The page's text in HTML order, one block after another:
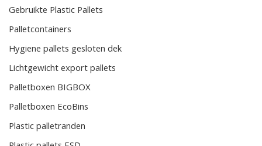
Gebruikte Plastic Pallets
Palletcontainers
Hygiene pallets gesloten dek
Lichtgewicht export pallets
Palletboxen BIGBOX
Palletboxen EcoBins
Plastic palletranden